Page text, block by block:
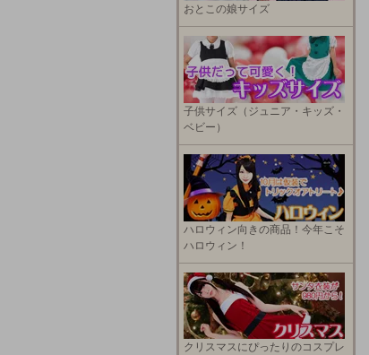
おとこの娘サイズ
子供サイズ（ジュニア・キッズ・
ベビー）
ハロウィン向きの商品！今年こそ
ハロウィン！
クリスマスにぴったりのコスプレ